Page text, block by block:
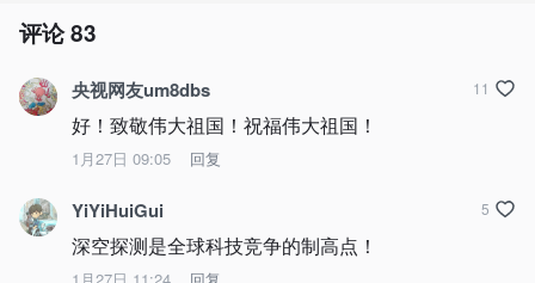
评论83
央视网友um8dbs
好！致敬伟大祖国！祝福伟大祖国！
1月27日 09:05 回复
11
YiYiHuiGui
深空探测是全球科技竞争的制高点！
5